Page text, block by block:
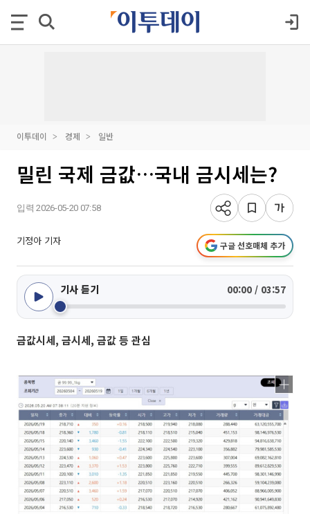
이투데이 경제 일반
밀린 국제 금값…국내 금시세는?
입력 2026-05-20 07:58
기정아 기자 구글 선호매체 추가
기사 듣기 00:00 / 03:57
금값시세, 금시세, 금값 등 관심